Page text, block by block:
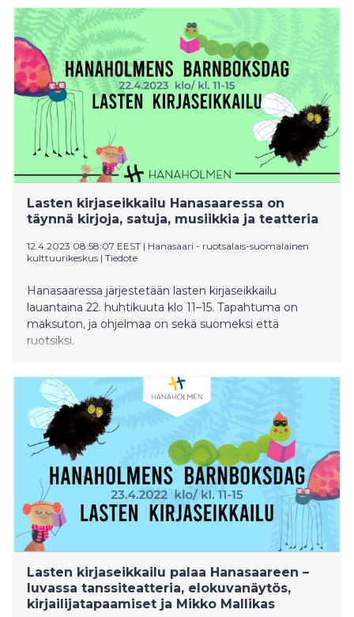
Lasten kirjaseikkailu Hanasaaressa on
täynnä kirjoja, satuja, musiikkia ja teatteria
12.4.2023 08:58:07 EEST | Hanasaari - ruotsalais-suomalainen
kulttuurikeskus | Tiedote
Hanasaaressa järjestetään lasten kirjaseikkailu
lauantaina 22. huhtikuuta klo 11–15. Tapahtuma on
maksuton, ja ohjelmaa on sekä suomeksi että
ruotsiksi.
Lasten kirjaseikkailu palaa Hanasaareen –
luvassa tanssiteatteria, elokuvanäytös,
kirjailijatapaamiset ja Mikko Mallikas